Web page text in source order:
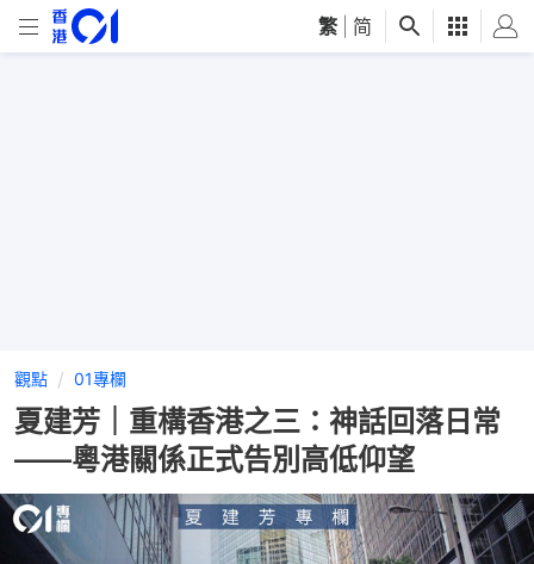
繁 简
觀點 01專欄
夏建芳｜重構香港之三：神話回落日常
——粵港關係正式告別高低仰望